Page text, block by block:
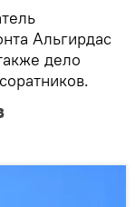
Альгирдас
дело